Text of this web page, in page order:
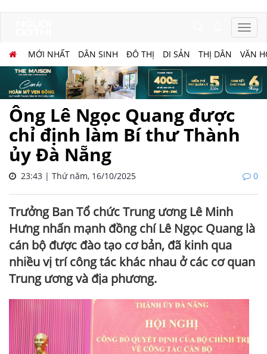
MỚI NHẤT DÂN SINH ĐÔ THỊ DI SẢN THỊ DÂN VĂN
Ông Lê Ngọc Quang được
chỉ định làm Bí thư Thành
ủy Đà Nẵng
23:43 | Thứ năm, 16/10/2025 0
Trưởng Ban Tổ chức Trung ương Lê Minh
Hưng nhấn mạnh đồng chí Lê Ngọc Quang là
cán bộ được đào tạo cơ bản, đã kinh qua
nhiều vị trí công tác khác nhau ở các cơ quan
Trung ương và địa phương.